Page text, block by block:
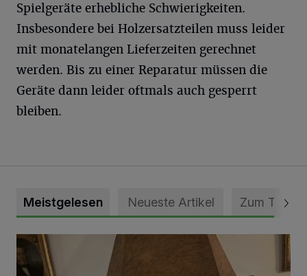
Spielgeräte erhebliche Schwierigkeiten.
Insbesondere bei Holzersatzteilen muss leider
mit monatelangen Lieferzeiten gerechnet
werden. Bis zu einer Reparatur müssen die
Geräte dann leider oftmals auch gesperrt
bleiben.
Meistgelesen Neueste Artikel Zum Thema
„Loss dir nix jefalle“ in 7 Tage 1 Song